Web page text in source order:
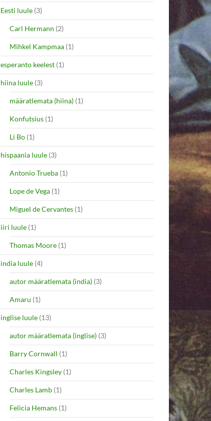
Eesti luule (3)
Carl Hermann (2)
Mihkel Kampmaa (1)
esperanto keelest (1)
hiina luule (3)
määratlemata (hiina) (1)
Konfutsius (1)
Li Bo (1)
hispaania luule (3)
Antonio Trueba (1)
Lope de Vega (1)
Miguel de Cervantes (1)
iiri luule (1)
Thomas Moore (1)
india luule (4)
autor määratlemata (india) (3)
Amaru (1)
inglise luule (13)
autor määratlemata (inglise) (3)
Barry Cornwall (1)
Charles Kingsley (1)
Charles Lamb (1)
Felicia Hemans (1)